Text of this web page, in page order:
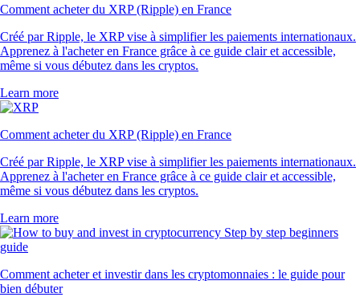
Comment acheter du XRP (Ripple) en France
Créé par Ripple, le XRP vise à simplifier les paiements internationaux.
Apprenez à l'acheter en France grâce à ce guide clair et accessible,
même si vous débutez dans les cryptos.
Learn more
Comment acheter du XRP (Ripple) en France
Créé par Ripple, le XRP vise à simplifier les paiements internationaux.
Apprenez à l'acheter en France grâce à ce guide clair et accessible,
même si vous débutez dans les cryptos.
Learn more
Comment acheter et investir dans les cryptomonnaies : le guide pour
bien débuter